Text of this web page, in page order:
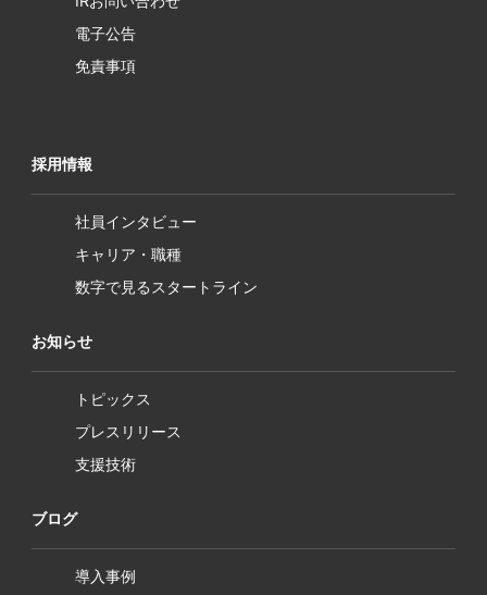
電子公告
免責事項
採用情報
社員インタビュー
キャリア・職種
数字で見るスタートライン
お知らせ
トピックス
プレスリリース
支援技術
ブログ
導入事例